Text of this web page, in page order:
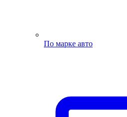
По марке авто